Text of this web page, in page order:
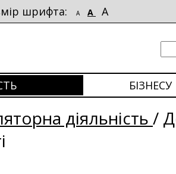
шрифта: A A A
БІЗНЕСУ
діяльність /